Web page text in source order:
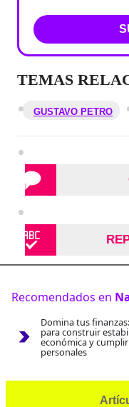
TEMAS
GUSTAVO PETRO
Recomendados en
Domina tus
para construir
económica y
personales